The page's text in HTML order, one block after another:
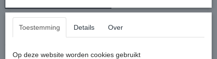
Eigentijdse korte outdoorlaars met rubberen zool.
De binnenzijde is compleet gevoerd met waterdicht materiaal.
Toestemming Details Over
Op deze website worden cookies gebruikt